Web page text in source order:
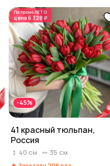
По промоЛЕТО
цена 6 328 ₽
-45%
41 красный тюльпан,
Россия
40 см 35 см